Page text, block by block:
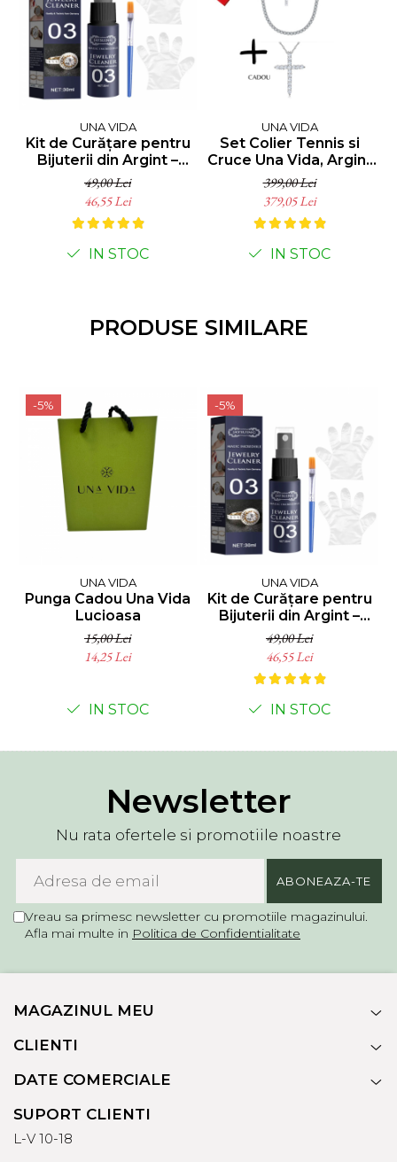
UNA VIDA
Kit de Curățare pentru
Bijuterii din Argint –
Strălucire Instantanee!
49,00 Lei
46,55 Lei
IN STOC
UNA VIDA
Set Colier Tennis si
Cruce Una Vida, Argint
925
399,00 Lei
379,05 Lei
IN STOC
PRODUSE SIMILARE
-5%
UNA VIDA
Punga Cadou Una Vida
Lucioasa
15,00 Lei
14,25 Lei
IN STOC
-5%
UNA VIDA
Kit de Curățare pentru
Bijuterii din Argint –
Strălucire Instantanee!
49,00 Lei
46,55 Lei
IN STOC
Newsletter
Nu rata ofertele si promotiile noastre
Vreau sa primesc newsletter cu promotiile magazinului.
Afla mai multe in Politica de Confidentialitate
MAGAZINUL MEU
CLIENTI
DATE COMERCIALE
SUPORT CLIENTI
L-V 10-18